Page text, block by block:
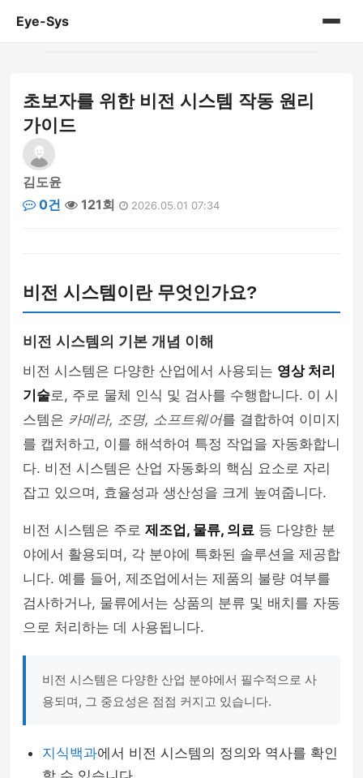
Eye-Sys
게시판
초보자를 위한 비전 시스템 작동 원리
가이드
김도윤
0건
121회 2026.05.01 07:34
비전 시스템이란 무엇인가요?
비전 시스템의 기본 개념 이해
비전 시스템은 다양한 산업에서 사용되는 영상 처리
기술로, 주로 물체 인식 및 검사를 수행합니다. 이 시
스템은 카메라, 조명, 소프트웨어를 결합하여 이미지
를 캡처하고, 이를 해석하여 특정 작업을 자동화합니
다. 비전 시스템은 산업 자동화의 핵심 요소로 자리
잡고 있으며, 효율성과 생산성을 크게 높여줍니다.
비전 시스템은 주로 제조업, 물류, 의료 등 다양한 분
야에서 활용되며, 각 분야에 특화된 솔루션을 제공합
니다. 예를 들어, 제조업에서는 제품의 불량 여부를
검사하거나, 물류에서는 상품의 분류 및 배치를 자동
으로 처리하는 데 사용됩니다.
비전 시스템은 다양한 산업 분야에서 필수적으로 사
용되며, 그 중요성은 점점 커지고 있습니다.
지식백과에서 비전 시스템의 정의와 역사를 확인